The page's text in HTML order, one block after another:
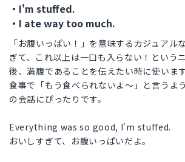
・I'm stuffed.
・I ate way too much.
「お腹いっぱい！」を意味するカジュアル
ぎて、これ以上は一口も入らない！という
後、満腹であることを伝えたい時に使いま
食事で「もう食べられないよ〜」と言うよ
の会話にぴったりです。
Everything was so good, I'm stuffed.
おいしすぎて、お腹いっぱいだよ。